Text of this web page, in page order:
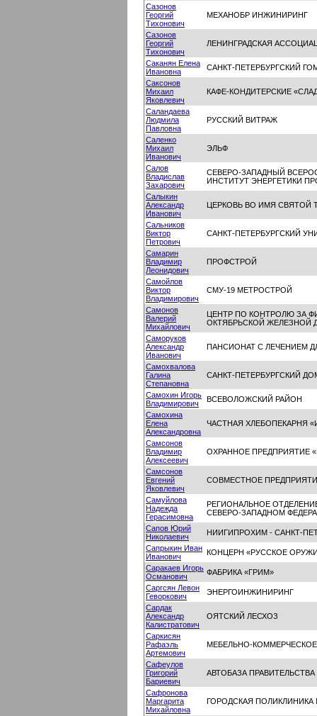
Сазонов
Георгий
Тихонович
МЕХАНОБР ИНЖИНИРИНГ
Сазонов
Георгий
Тихонович
ЛЕНИНГРАДСКАЯ
Саканян Елена
Ивановна
САНКТ-ПЕТЕРБУРГСКИЙ
Саксонов
Михаил
Яковлевич
КАФЕ-КОНДИТЕРСКИЕ
Саландаева
Людмила
Павловна
РУССКИЙ ВИТРАЖ
Саленко
Михаил
Иванович
ЭЛЬФ
Салов
Владислав
Захарович
СЕВЕРО-ЗАПАДНЫЙ
ИНСТИТУТ ЭНЕРГЕТИКИ
Салыкин
Александр
Иванович
ЦЕРКОВЬ ВО ИМЯ СВЯТОЙ
Сальников
Виктор
Петрович
САНКТ-ПЕТЕРБУРГСКИЙ
Самарин
Владимир
Леонидович
ПРОФСТРОЙ
Самойлов
Виктор
Владимирович
СМУ-19 МЕТРОСТРОЙ
Самонов
Валерий
Михайлович
ЦЕНТР ПО КОНТРОЛЮ ЗА
ОКТЯБРЬСКОЙ ЖЕЛЕЗНОЙ
Саморуков
Александр
Иванович
ПАНСИОНАТ С ЛЕЧЕНИЕМ
Самохвалова
Галина
Степановна
САНКТ-ПЕТЕРБУРГСКИЙ
Самохин Игорь
Владимирович
ВСЕВОЛОЖСКИЙ РАЙОН
Самохина
Елена
Александровна
ЧАСТНАЯ ХЛЕБОПЕКАРНЯ
Самсонов
Владимир
Алексеевич
ОХРАННОЕ ПРЕДПРИЯТИЕ
Самсонов
Евгений
Яковлевич
СОВМЕСТНОЕ
Самуйлова
Надежда
Герасимовна
РЕГИОНАЛЬНОЕ
СЕВЕРО-ЗАПАДНОМ
Сапов Юрий
Николаевич
НИИГИПРОХИМ - САНКТ-
Сапрыкин Иван
Иванович
КОНЦЕРН «РУССКОЕ
Саракаев Игорь
Османович
ФАБРИКА «ГРИМ»
Саргсян Левон
Геворкович
ЭНЕРГОИНЖИНИРИНГ
Сардак
Александр
Калистратович
ОЯТСКИЙ ЛЕСХОЗ
Саркисян
Рафаэль
Артемович
МЕБЕЛЬНО-
Сафеулов
Григорий
Бариевич
АВТОБАЗА ПРАВИТЕЛЬСТВА
Сафронова
Маргарита
Михайловна
ГОРОДСКАЯ ПОЛИКЛИНИКА